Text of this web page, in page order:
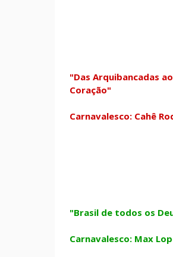
"Das Arquibancadas
Coração"
Carnavalesco: Cahê
"Brasil de todos os
Carnavalesco: Max